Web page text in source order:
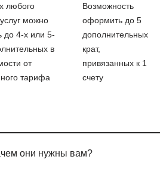
любого
можно
до 4-х или 5-
в
от
тарифа
Возможность
оформить до 5
дополнительных
крат,
привязанных к 1
счету
они нужны вам?